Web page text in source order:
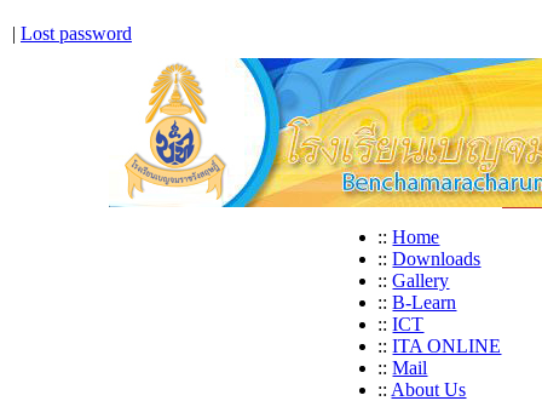
| Lost password
:: Home
:: Downloads
:: Gallery
:: B-Learn
:: ICT
:: ITA ONLINE
:: Mail
:: About Us